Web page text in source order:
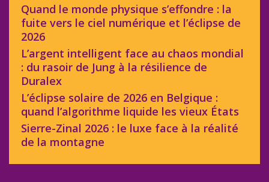
Quand le monde physique s’effondre : la
fuite vers le ciel numérique et l’éclipse de
2026
L’argent intelligent face au chaos mondial
: du rasoir de Jung à la résilience de
Duralex
L’éclipse solaire de 2026 en Belgique :
quand l’algorithme liquide les vieux États
Sierre-Zinal 2026 : le luxe face à la réalité
de la montagne